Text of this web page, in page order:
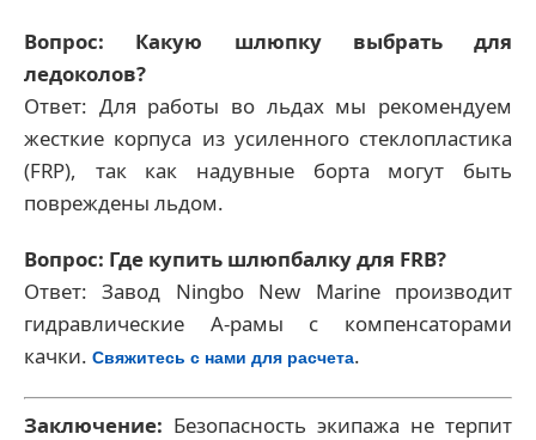
Вопрос: Какую шлюпку выбрать для
ледоколов?
Ответ: Для работы во льдах мы рекомендуем
жесткие корпуса из усиленного стеклопластика
(FRP), так как надувные борта могут быть
повреждены льдом.
Вопрос: Где купить шлюпбалку для FRB?
Ответ: Завод Ningbo New Marine производит
гидравлические А-рамы с компенсаторами
качки. Свяжитесь с нами для расчета.
Заключение: Безопасность экипажа не терпит